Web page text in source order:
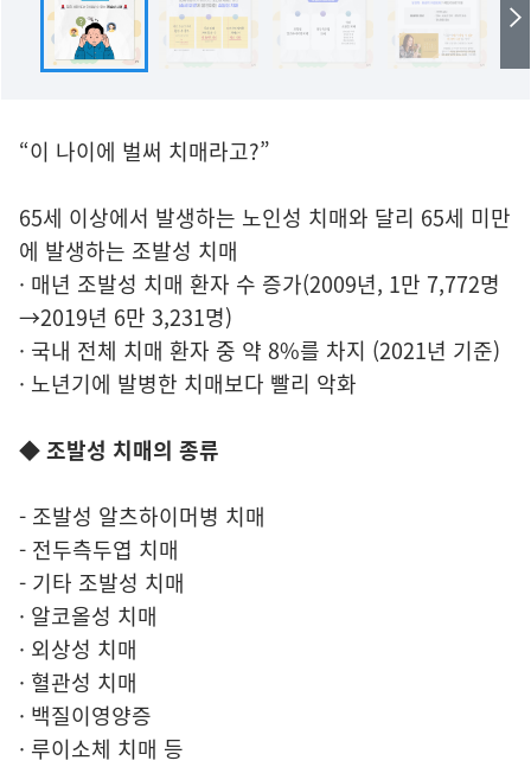
“이 나이에 벌써 치매라고?”
65세 이상에서 발생하는 노인성 치매와 달리 65세 미만
에 발생하는 조발성 치매
· 매년 조발성 치매 환자 수 증가(2009년, 1만 7,772명
→2019년 6만 3,231명)
· 국내 전체 치매 환자 중 약 8%를 차지 (2021년 기준)
· 노년기에 발병한 치매보다 빨리 악화
◆ 조발성 치매의 종류
- 조발성 알츠하이머병 치매
- 전두측두엽 치매
- 기타 조발성 치매
· 알코올성 치매
· 외상성 치매
· 혈관성 치매
· 백질이영양증
· 루이소체 치매 등